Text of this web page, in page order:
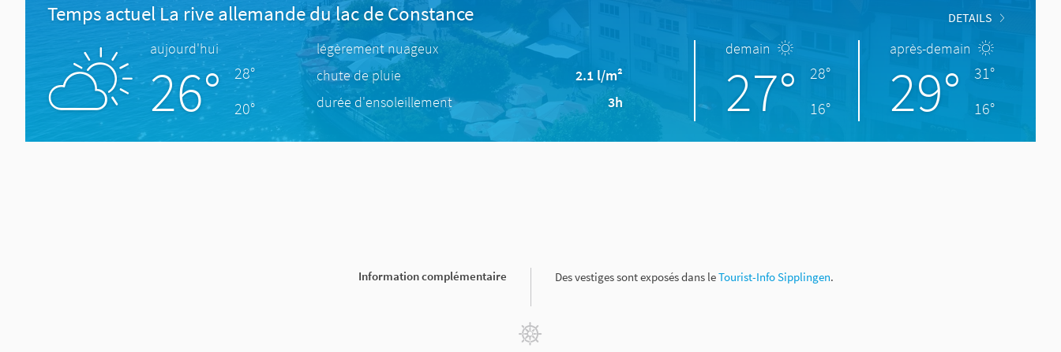
Temps actuel La rive allemande du lac de Constance DETAILS
aujourd'hui
26°
28°
20°
légèrement nuageux
chute de pluie
2.1 l/m²
durée d'ensoleillement
3h
demain
27°
28°
16°
après-demain
29°
31°
16°
Information complémentaire Des vestiges sont exposés dans leTourist-Info Sipplingen.